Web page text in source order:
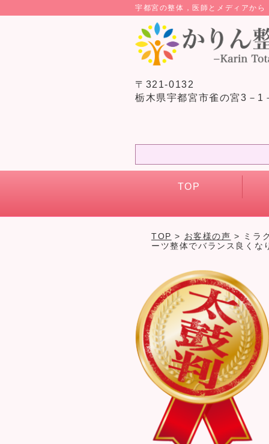
宇都宮の整体，医師とメディアか
〒321-0132
栃木県宇都宮市雀の宮3－1
TOP
TOP > お客様の声 > ミラ
ーツ整体でバランス良くな